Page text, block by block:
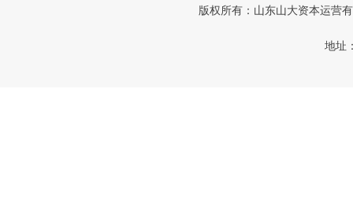
版权所有：山东山大资本运
地址